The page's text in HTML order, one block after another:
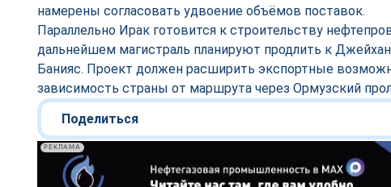
намерены согласовать удвоение объёмов поставок.
Параллельно Ирак готовится к строительству
дальнейшем магистраль планируют продлить к
Банияс. Проект должен расширить экспортные
зависимость страны от маршрута через Ормузский
Поделиться
РЕКЛАМА